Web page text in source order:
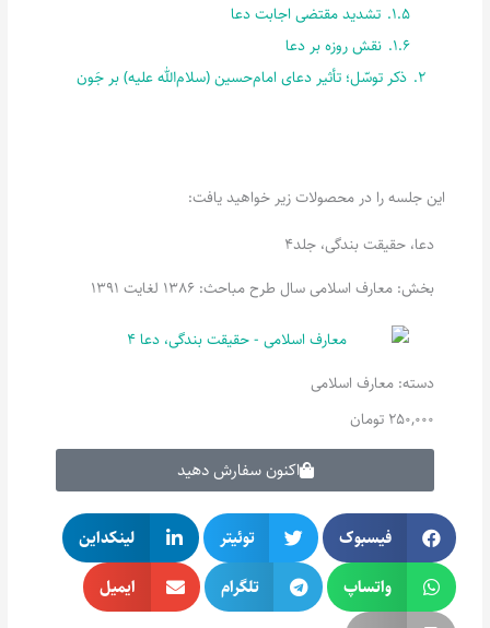
1.5. تشدید مقتضی اجابت دعا
1.6. نقش روزه بر دعا
2. ذکر توسّل؛ تأثیر دعای امام‌حسین (سلام‌الله علیه) بر جَون
این جلسه را در محصولات زیر خواهید یافت:
دعا، حقیقت بندگی، جلد4
بخش: معارف اسلامی سال طرح مباحث: 1386 لغایت 1391
دسته:معارف اسلامی
250,000 تومان
اکنون سفارش دهید
فیسبوک توئیتر
لینکداین
واتساپ
تلگرام
ایمیل